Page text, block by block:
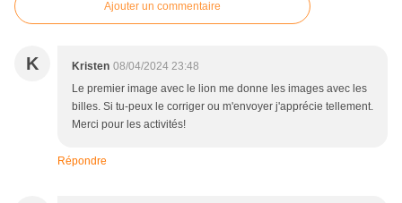
Ajouter un commentaire
K Kristen 08/04/2024 23:48
Le premier image avec le lion me donne les images avec les
billes. Si tu-peux le corriger ou m'envoyer j'apprécie tellement.
Merci pour les activités!
Répondre